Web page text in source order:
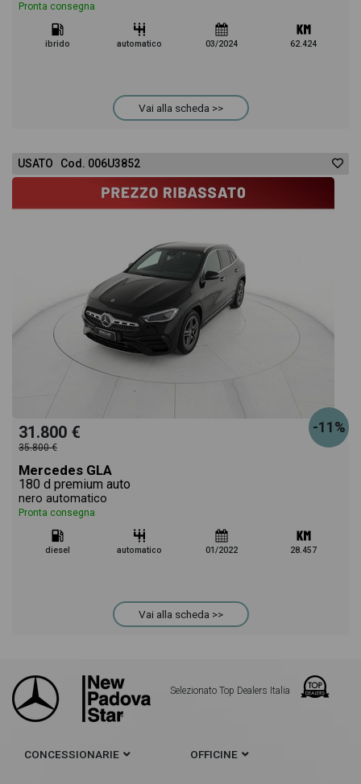
Pronta consegna
ibrido automatico 03/2024 62.424
Vai alla scheda >>
USATO Cod. 006U3852
-11%
31.800 €
35.800 €
Mercedes GLA
180 d premium auto
nero automatico
Pronta consegna
diesel automatico 01/2022 28.457
Vai alla scheda >>
Selezionato Top Dealers Italia
CONCESSIONARIE OFFICINE